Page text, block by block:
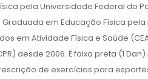
pela Universidade Federal do
em Educação Física
em Atividade Física e Saúde
desde 2006. É faixa preta (1
de exercícios para